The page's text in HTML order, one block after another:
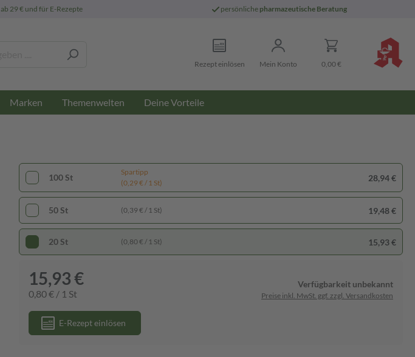
ab 29 € und für E-Rezepte persönliche pharmazeutische Beratung
Rezept einlösen Mein Konto 0,00 €
Marken Themenwelten Deine Vorteile
100 St
Spartipp
(0,29 € / 1 St)
28,94 €
50 St (0,39 € / 1 St) 19,48 €
20 St (0,80 € / 1 St) 15,93 €
15,93 €
0,80 € / 1 St
Verfügbarkeit unbekannt
Preise inkl. MwSt. ggf. zzgl. Versandkosten
E-Rezept einlösen